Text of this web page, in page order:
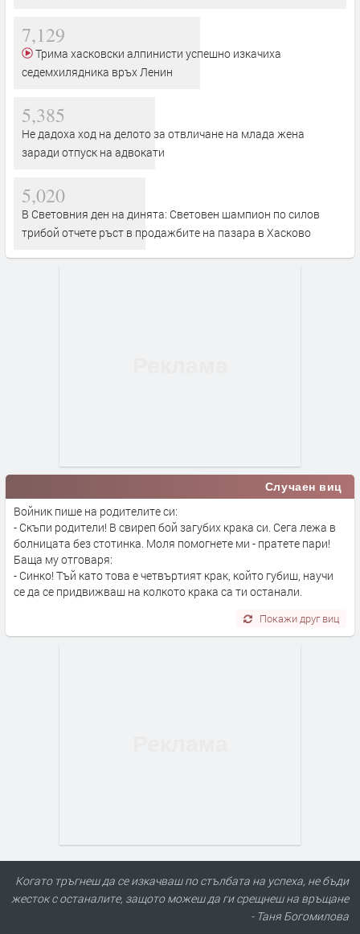
7,129
седемхилядника връх Ленин
5,385
Не дадоха ход на делото за отвличане на млада жена
заради отпуск на адвокати
5,020
В Световния ден на динята: Световен шампион по силов
трибой отчете ръст в продажбите на пазара в Хасково
Случаен виц
Войник пише на родителите си:
- Скъпи родители! В свиреп бой загубих крака си. Сега лежа в
болницата без стотинка. Моля помогнете ми - пратете пари!
Баща му отговаря:
- Синко! Тъй като това е четвъртият крак, който губиш, научи
се да се придвижваш на колкото крака са ти останали.
Покажи друг виц
Когато тръгнеш да се изкачваш по стълбата на успеха, не бъди
жесток с останалите, защото можеш да ги срещнеш на връщане
- Таня Богомилова